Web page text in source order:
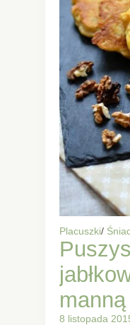
Placuszki/
manną
8 listopada